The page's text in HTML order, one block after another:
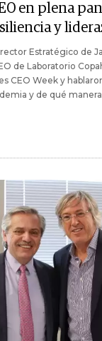
en plena
y
Estratégico de
de Laboratorio
CEO Week y
y de qué